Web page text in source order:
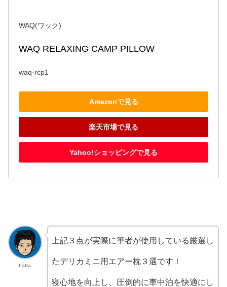
WAQ(ワック)
WAQ RELAXING CAMP PILLOW
waq-rcp1
Amazonで見る
楽天市場で見る
Yahoo!ショッピングで見る
hatta
上記３点が実際に筆者が使用している厳選し
たデリカミニ用エアー枕３選です！
寝心地を向上し、圧倒的に車中泊を快適にし